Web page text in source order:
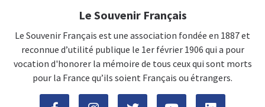
Le Souvenir Français
Le Souvenir Français est une association fondée en 1887 et
reconnue d’utilité publique le 1er février 1906 qui a pour
vocation d'honorer la mémoire de tous ceux qui sont morts
pour la France qu’ils soient Français ou étrangers.